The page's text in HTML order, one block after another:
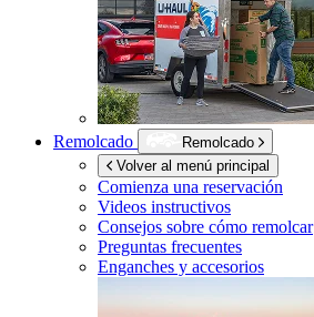
Remolcado
Remolcado
Volver al menú principal
Comienza una reservación
Videos instructivos
Consejos sobre cómo remolcar
Preguntas frecuentes
Enganches y accesorios